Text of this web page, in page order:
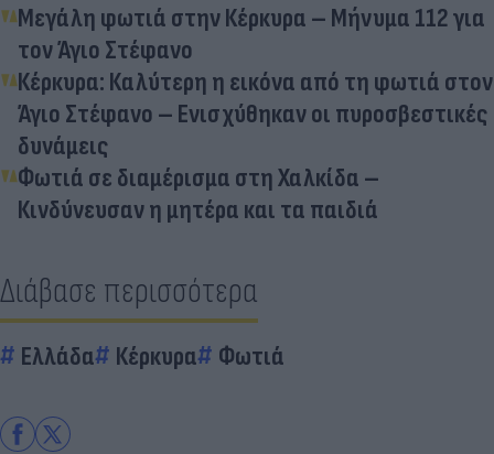
Μεγάλη φωτιά στην Κέρκυρα – Μήνυμα 112 για
τον Άγιο Στέφανο
Κέρκυρα: Καλύτερη η εικόνα από τη φωτιά στον
Άγιο Στέφανο – Ενισχύθηκαν οι πυροσβεστικές
δυνάμεις
Φωτιά σε διαμέρισμα στη Χαλκίδα –
Κινδύνευσαν η μητέρα και τα παιδιά
Διάβασε περισσότερα
Ελλάδα Κέρκυρα Φωτιά